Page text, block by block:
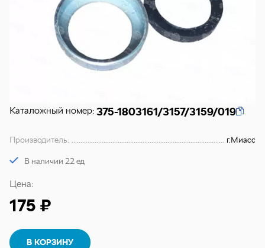
Каталожный номер: 375-1803161/3157/3159/019
Производитель: г.Миасс
В наличии 22 ед
Цена:
175 ₽
В КОРЗИНУ